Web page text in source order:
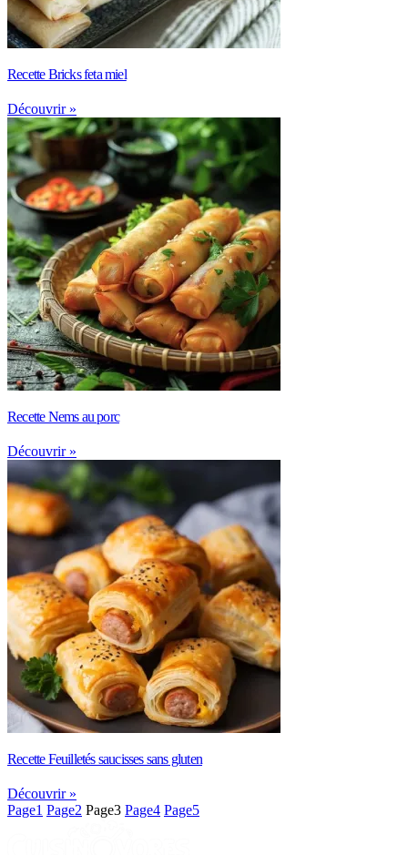
Recette Bricks feta miel
Découvrir »
Recette Nems au porc
Découvrir »
Recette Feuilletés saucisses sans gluten
Découvrir »
Page1 Page2 Page3 Page4 Page5